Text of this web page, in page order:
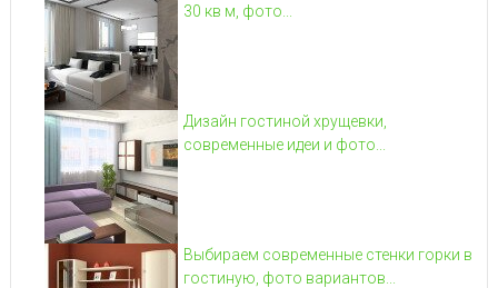
30 кв м, фото...
Дизайн гостиной хрущевки,
современные идеи и фото...
Выбираем современные стенки горки в
гостиную, фото вариантов...